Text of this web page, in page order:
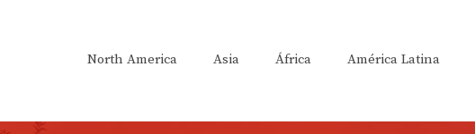
North America Asia África América Latina